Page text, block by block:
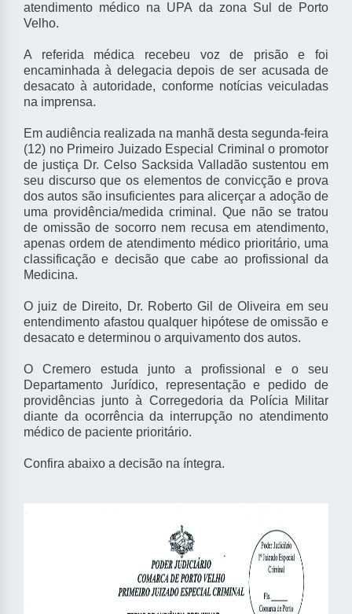
atendimento médico na UPA da zona Sul de Porto
Velho.
A referida médica recebeu voz de prisão e foi
encaminhada à delegacia depois de ser acusada de
desacato à autoridade, conforme notícias veiculadas
na imprensa.
Em audiência realizada na manhã desta segunda-feira
(12) no Primeiro Juizado Especial Criminal o promotor
de justiça Dr. Celso Sacksida Valladão sustentou em
seu discurso que os elementos de convicção e prova
dos autos são insuficientes para alicerçar a adoção de
uma providência/medida criminal. Que não se tratou
de omissão de socorro nem recusa em atendimento,
apenas ordem de atendimento médico prioritário, uma
classificação e decisão que cabe ao profissional da
Medicina.
O juiz de Direito, Dr. Roberto Gil de Oliveira em seu
entendimento afastou qualquer hipótese de omissão e
desacato e determinou o arquivamento dos autos.
O Cremero estuda junto a profissional e o seu
Departamento Jurídico, representação e pedido de
providências junto à Corregedoria da Polícia Militar
diante da ocorrência da interrupção no atendimento
médico de paciente prioritário.
Confira abaixo a decisão na íntegra.